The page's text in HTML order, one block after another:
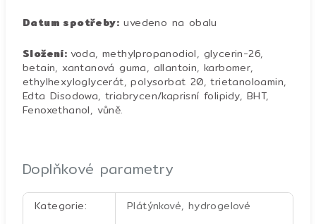
Datum spotřeby: uvedeno na obalu
Složení: voda, methylpropanodiol, glycerin-26,
betain, xantanová guma, allantoin, karbomer,
ethylhexyloglycerát, polysorbat 20, trietanoloamin,
Edta Disodowa, triabrycen/kaprisní folipidy, BHT,
Fenoxethanol, vůně.
Doplňkové parametry
Kategorie:
Plátýnkové, hydrogelové